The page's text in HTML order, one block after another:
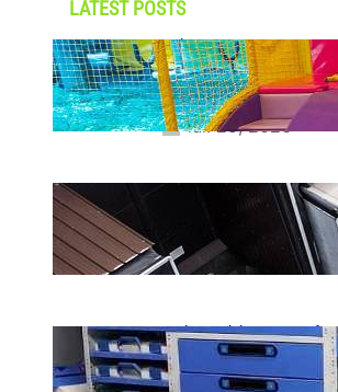
LATEST POSTS
Soluții pentru părinții care
copiii explorând în loc să
telefoane
iul. 25, 2026
Ce soluție de urmărire
recomandată pentru
iul. 2, 2026
Atelier mobil: cum
obișnuită într-un spațiu de
chiar funcționează